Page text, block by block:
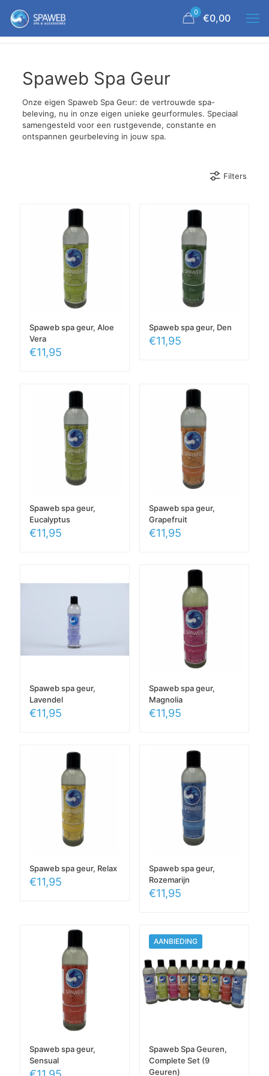
0 €0,00
Spaweb Spa Geur
Onze eigen Spaweb Spa Geur: de vertrouwde spa-
beleving, nu in onze eigen unieke geurformules. Speciaal
samengesteld voor een rustgevende, constante en
ontspannen geurbeleving in jouw spa.
Filters
Spaweb spa geur, Aloe
Vera
€11,95
Spaweb spa geur, Den
€11,95
Spaweb spa geur,
Eucalyptus
€11,95
Spaweb spa geur,
Grapefruit
€11,95
Spaweb spa geur,
Lavendel
€11,95
Spaweb spa geur,
Magnolia
€11,95
Spaweb spa geur, Relax
€11,95
Spaweb spa geur,
Rozemarijn
€11,95
Spaweb spa geur,
Sensual
AANBIEDING
Spaweb Spa Geuren,
Complete Set (9
Geuren)